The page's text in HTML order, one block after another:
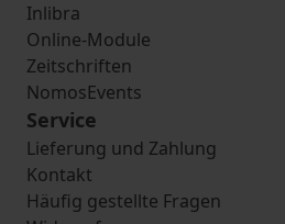
Inlibra
Online-Module
Zeitschriften
NomosEvents
Service
Lieferung und Zahlung
Kontakt
Häufig gestellte Fragen